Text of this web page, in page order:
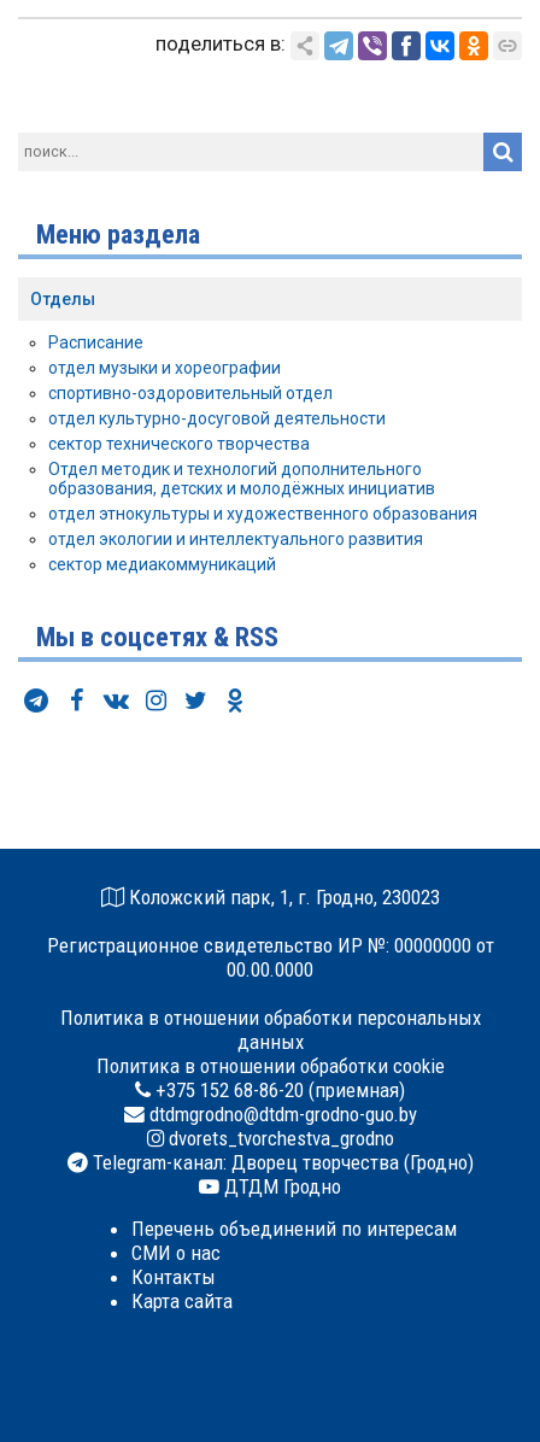
поделиться в:
Меню раздела
Отделы
Расписание
отдел музыки и хореографии
спортивно-оздоровительный отдел
отдел культурно-досуговой деятельности
сектор технического творчества
Отдел методик и технологий дополнительного
образования, детских и молодёжных инициатив
отдел этнокультуры и художественного образования
отдел экологии и интеллектуального развития
сектор медиакоммуникаций
Мы в соцсетях & RSS
Коложский парк, 1, г. Гродно, 230023
Регистрационное свидетельство ИР №: 00000000 от
00.00.0000
Политика в отношении обработки персональных
данных
Политика в отношении обработки cookie
+375 152 68-86-20 (приемная)
dtdmgrodno@dtdm-grodno-guo.by
dvorets_tvorchestva_grodno
Telegram-канал: Дворец творчества (Гродно)
ДТДМ Гродно
Перечень объединений по интересам
СМИ о нас
Контакты
Карта сайта